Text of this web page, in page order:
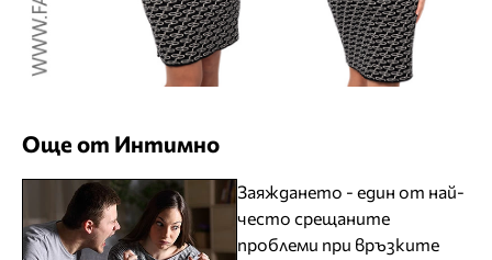
Още от Интимно
Заяждането - един от най-
често срещаните
проблеми при връзките